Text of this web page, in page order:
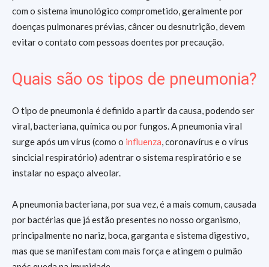
com o sistema imunológico comprometido, geralmente por
doenças pulmonares prévias, câncer ou desnutrição, devem
evitar o contato com pessoas doentes por precaução.
Quais são os tipos de pneumonia?
O tipo de pneumonia é definido a partir da causa, podendo ser
viral, bacteriana, química ou por fungos. A pneumonia viral
surge após um vírus (como o influenza, coronavírus e o vírus
sincicial respiratório) adentrar o sistema respiratório e se
instalar no espaço alveolar.
A pneumonia bacteriana, por sua vez, é a mais comum, causada
por bactérias que já estão presentes no nosso organismo,
principalmente no nariz, boca, garganta e sistema digestivo,
mas que se manifestam com mais força e atingem o pulmão